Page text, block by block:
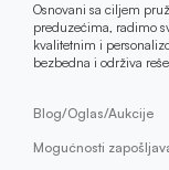
Osnovani sa ciljem
preduzećima, radimo
kvalitetnim i
bezbedna i održiva
Blog/Oglas/Aukcije
Mogućnosti